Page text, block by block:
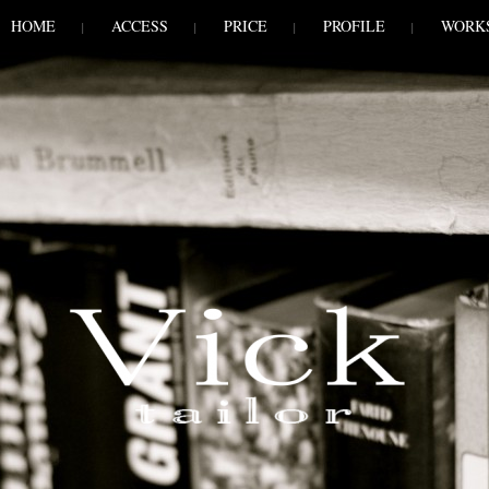
HOME ACCESS PRICE PROFILE